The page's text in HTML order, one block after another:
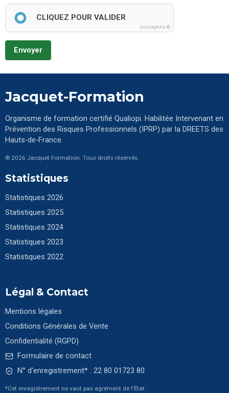
CLIQUEZ POUR VALIDER
IconCaptcha ©
Envoyer
Jacquet-Formation
Organisme de formation certifié Qualiopi. Habilitée Intervenant en
Prévention des Risques Professionnels (IPRP) par la DREETS des
Hauts-de-France.
© 2026 Jacquet Formation. Tous droits réservés.
Statistiques
Statistiques 2026
Statistiques 2025
Statistiques 2024
Statistiques 2023
Statistiques 2022
Légal & Contact
Mentions légales
Conditions Générales de Vente
Confidentialité (RGPD)
Formulaire de contact
N° d'enregistrement* : 22 80 01723 80
*Cet enregistrement ne vaut pas agrément de l'État.